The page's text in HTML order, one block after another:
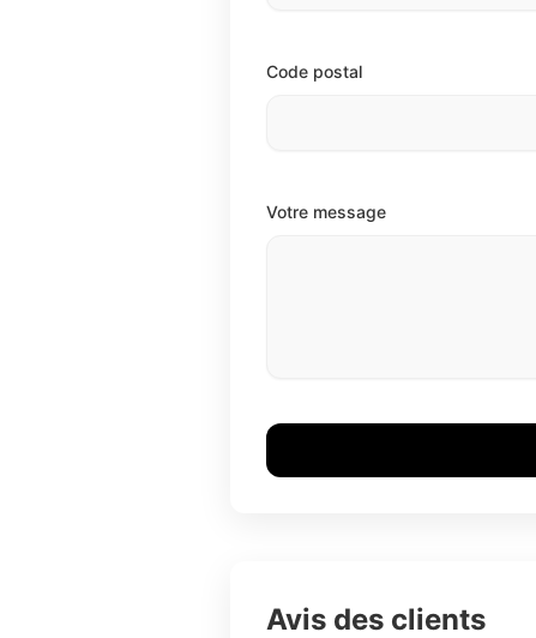
Code postal
Votre message
Avis des clients